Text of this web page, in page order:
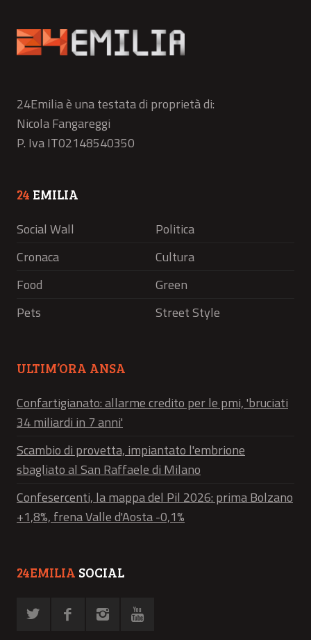
24Emilia è una testata di proprietà di:
Nicola Fangareggi
P. Iva IT02148540350
24 EMILIA
Social Wall
Politica
Cronaca
Cultura
Food
Green
Pets
Street Style
ULTIM’ORA ANSA
Confartigianato: allarme credito per le pmi, 'bruciati
34 miliardi in 7 anni'
Scambio di provetta, impiantato l'embrione
sbagliato al San Raffaele di Milano
Confesercenti, la mappa del Pil 2026: prima Bolzano
+1,8%, frena Valle d'Aosta -0,1%
24EMILIA SOCIAL